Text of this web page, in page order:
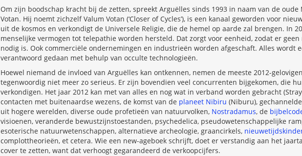
Om zijn boodschap kracht bij de zetten, spreekt Arguëlles sinds 1993 in naam van de oude
Votan. Hij noemt zichzelf Valum Votan (‘Closer of Cycles’), is een kanaal geworden voor
uit de kosmos en verkondigt de Universele Religie, die de hemel op aarde zal brengen. In
menselijke vermogen tot telepathie worden hersteld. Dat zorgt voor eenheid, zodat er
nodig is. Ook commerciële ondernemingen en industrieën worden afgeschaft. Alles wordt
verantwoord gedaan met behulp van occulte technologieën.
Hoewel niemand de invloed van Arguëlles kan ontkennen, nemen de meeste 2012-
tegenwoordig niet meer zo serieus. Er zijn bovendien veel concurrenten bijgekomen, die
verkondigen. Het jaar 2012 kan met van alles en nog wat in verband worden gebracht
contacten met buitenaardse wezens, de komst van de planeet Nibiru (Niburu),
uit hogere werelden, diverse oude profetieën van natuurvolken, Nostradamus, de
visioenen, veranderde bewustzijnstoestanden, psychedelica, pseudowetenschappelijke
esoterische natuurwetenschappen, alternatieve archeologie, graancirkels,
complottheorieën, et cetera. Wie een new-ageboek schrijft, doet er verstandig aan het
cover te zetten, want dat verhoogt gegarandeerd de verkoopcijfers.